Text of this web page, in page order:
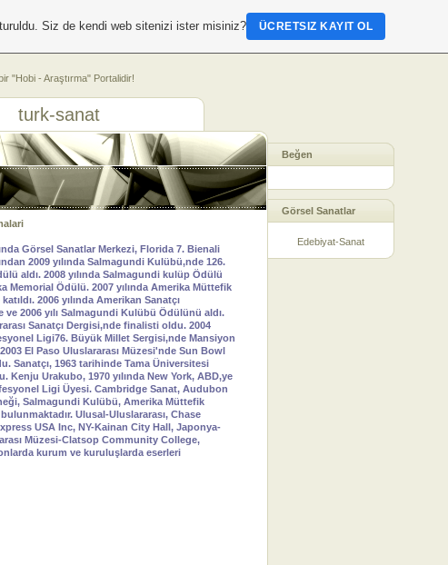
"Hobi - Araştırma" Portalidir!
turk-sanat
Görsel Sanatlar Merkezi, Florida 7. Bienali
2009 yılında Salmagundi Kulübü,nde 126.
aldı. 2008 yılında Salmagundi kulüp Ödülü
Memorial Ödülü. 2007 yılında Amerika Müttefik
2006 yılında Amerikan Sanatçı
2006 yılı Salmagundi Kulübü Ödülünü aldı.
Sanatçı Dergisi,nde finalisti oldu. 2004
Ligi76. Büyük Millet Sergisi,nde Mansiyon
El Paso Uluslararası Müzesi'nde Sun Bowl
Sanatçı, 1963 tarihinde Tama Üniversitesi
Kenju Urakubo, 1970 yılında New York, ABD,ye
Ligi Üyesi. Cambridge Sanat, Audubon
Salmagundi Kulübü, Amerika Müttefik
Ulusal-Uluslararası, Chase
USA Inc, NY-Kainan City Hall, Japonya-
Müzesi-Clatsop Community College,
kurum ve kuruluşlarda eserleri
Beğen
Görsel Sanatlar
Edebiyat-Sanat
Siz de kendi web sitenizi ister misiniz? ÜCRETSIZ KAYIT OL